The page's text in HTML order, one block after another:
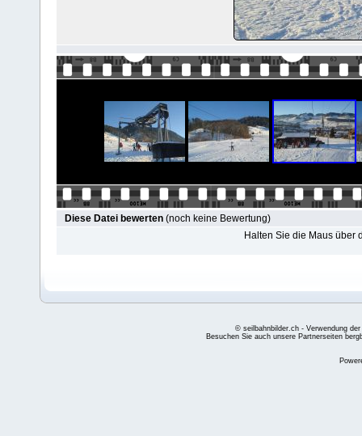
Diese Datei bewerten (noch keine Bewertung)
Halten Sie die Maus über
© seilbahnbilder.ch - Verwendung
Besuchen Sie auch unsere Partnerseiten